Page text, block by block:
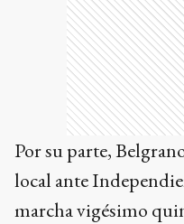
Por su parte,
local ante
marcha vigésimo